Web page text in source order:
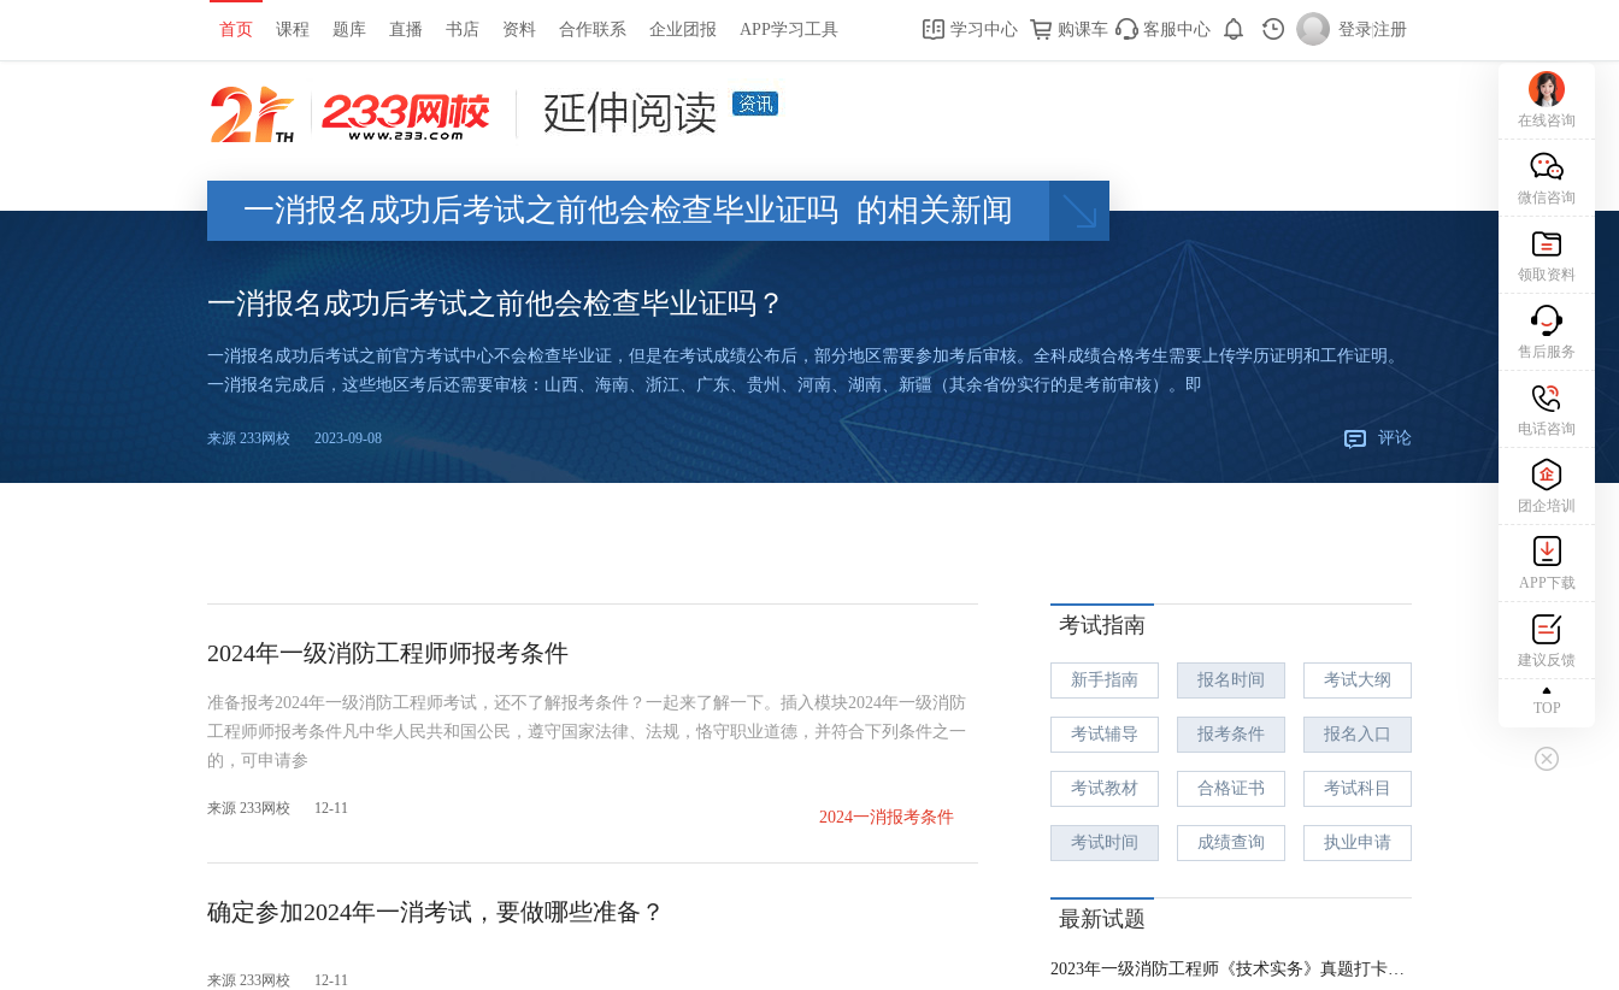
首页 课程 题库 直播 书店 资料 合作联系 企业团报 APP学习工具 学习中心 购课车 客服中心 登录|注册
一消报名成功后考试之前他会检查毕业证吗 的相关新闻
一消报名成功后考试之前他会检查毕业证吗？
一消报名成功后考试之前官方考试中心不会检查毕业证，但是在考试成绩公布后，部分地区需要参加考后审核。全科成绩合格考生需要上传学历证明和工作证明。
一消报名完成后，这些地区考后还需要审核：山西、海南、浙江、广东、贵州、河南、湖南、新疆（其余省份实行的是考前审核）。即
来源 233网校 2023-09-08 评论
2024年一级消防工程师师报考条件
准备报考2024年一级消防工程师考试，还不了解报考条件？一起来了解一下。插入模块2024年一级消防
工程师师报考条件凡中华人民共和国公民，遵守国家法律、法规，恪守职业道德，并符合下列条件之一
的，可申请参
来源 233网校 12-11 2024一消报考条件
确定参加2024年一消考试，要做哪些准备？
来源 233网校 12-11
考试指南
新手指南 报名时间 考试大纲
考试辅导 报考条件 报名入口
考试教材 合格证书 考试科目
考试时间 成绩查询 执业申请
最新试题
2023年一级消防工程师《技术实务》真题打卡（第4天）
在线咨询
微信咨询
领取资料
售后服务
电话咨询
团企培训
APP下载
建议反馈
TOP